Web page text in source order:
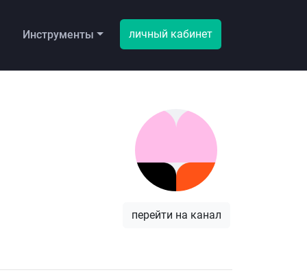
Инструменты личный кабинет
перейти на канал